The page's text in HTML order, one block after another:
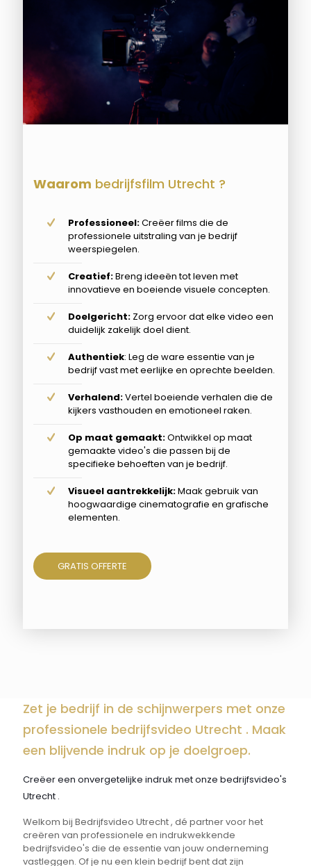
Waarom bedrijfsfilm Utrecht ?
Professioneel:Creëer films die de
professionele uitstraling van je bedrijf
weerspiegelen.
Creatief:Breng ideeën tot leven met
innovatieve en boeiende visuele concepten.
Doelgericht: Zorg ervoor dat elke video een
duidelijk zakelijk doel dient.
Authentiek: Leg de ware essentie van je
bedrijf vast met eerlijke en oprechte beelden.
Verhalend:Vertel boeiende verhalen die de
kijkers vasthouden en emotioneel raken.
Op maat gemaakt:Ontwikkel op maat
gemaakte video's die passen bij de
specifieke behoeften van je bedrijf.
Visueel aantrekkelijk:Maak gebruik van
hoogwaardige cinematografie en grafische
elementen.
GRATIS OFFERTE
Zet je bedrijf in de schijnwerpers met onze
professionele bedrijfsvideo Utrecht . Maak
een blijvende indruk op je doelgroep.
Creëer een onvergetelijke indruk met onze bedrijfsvideo's
Utrecht .
Welkom bij Bedrijfsvideo Utrecht , dé partner voor het
creëren van professionele en indrukwekkende
bedrijfsvideo's die de essentie van jouw onderneming
vastleggen. Of je nu een klein bedrijf bent dat zijn